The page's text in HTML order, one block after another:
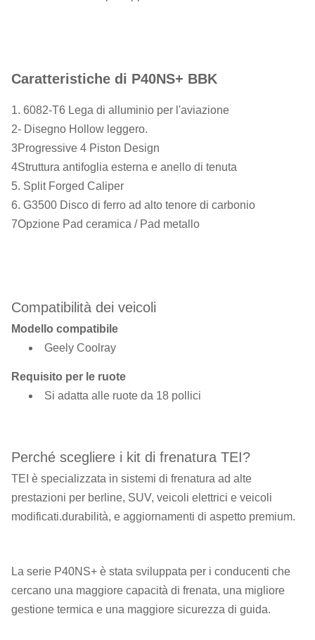
Caratteristiche di P40NS+ BBK
1. 6082-T6 Lega di alluminio per l'aviazione
2- Disegno Hollow leggero.
3Progressive 4 Piston Design
4Struttura antifoglia esterna e anello di tenuta
5. Split Forged Caliper
6. G3500 Disco di ferro ad alto tenore di carbonio
7Opzione Pad ceramica / Pad metallo
Compatibilità dei veicoli
Modello compatibile
Geely Coolray
Requisito per le ruote
Si adatta alle ruote da 18 pollici
Perché scegliere i kit di frenatura TEI?
TEI è specializzata in sistemi di frenatura ad alte
prestazioni per berline, SUV, veicoli elettrici e veicoli
modificati.durabilità, e aggiornamenti di aspetto premium.
La serie P40NS+ è stata sviluppata per i conducenti che
cercano una maggiore capacità di frenata, una migliore
gestione termica e una maggiore sicurezza di guida.